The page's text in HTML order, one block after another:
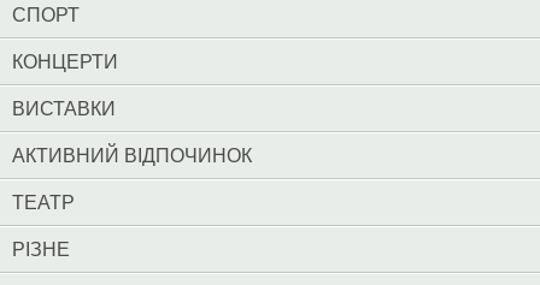
СПОРТ
КОНЦЕРТИ
ВИСТАВКИ
АКТИВНИЙ ВІДПОЧИНОК
ТЕАТР
РІЗНЕ